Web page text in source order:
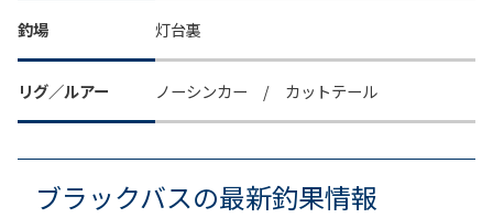
釣場 灯台裏
リグ／ルアー ノーシンカー / カットテール
ブラックバスの最新釣果情報